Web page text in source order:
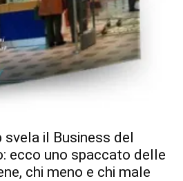
svela il Business del
ecco uno spaccato delle
chi meno e chi male